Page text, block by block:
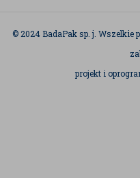
© 2024 BadaPak sp. j.
projekt i